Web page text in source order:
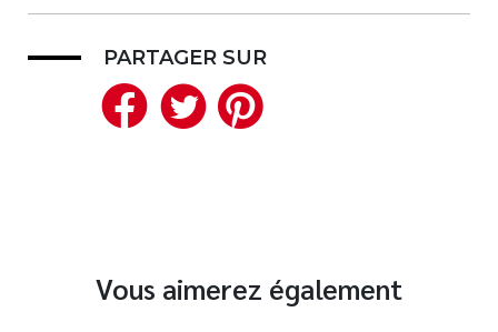
PARTAGER SUR
Facebook
Twitter
Vous aimerez également